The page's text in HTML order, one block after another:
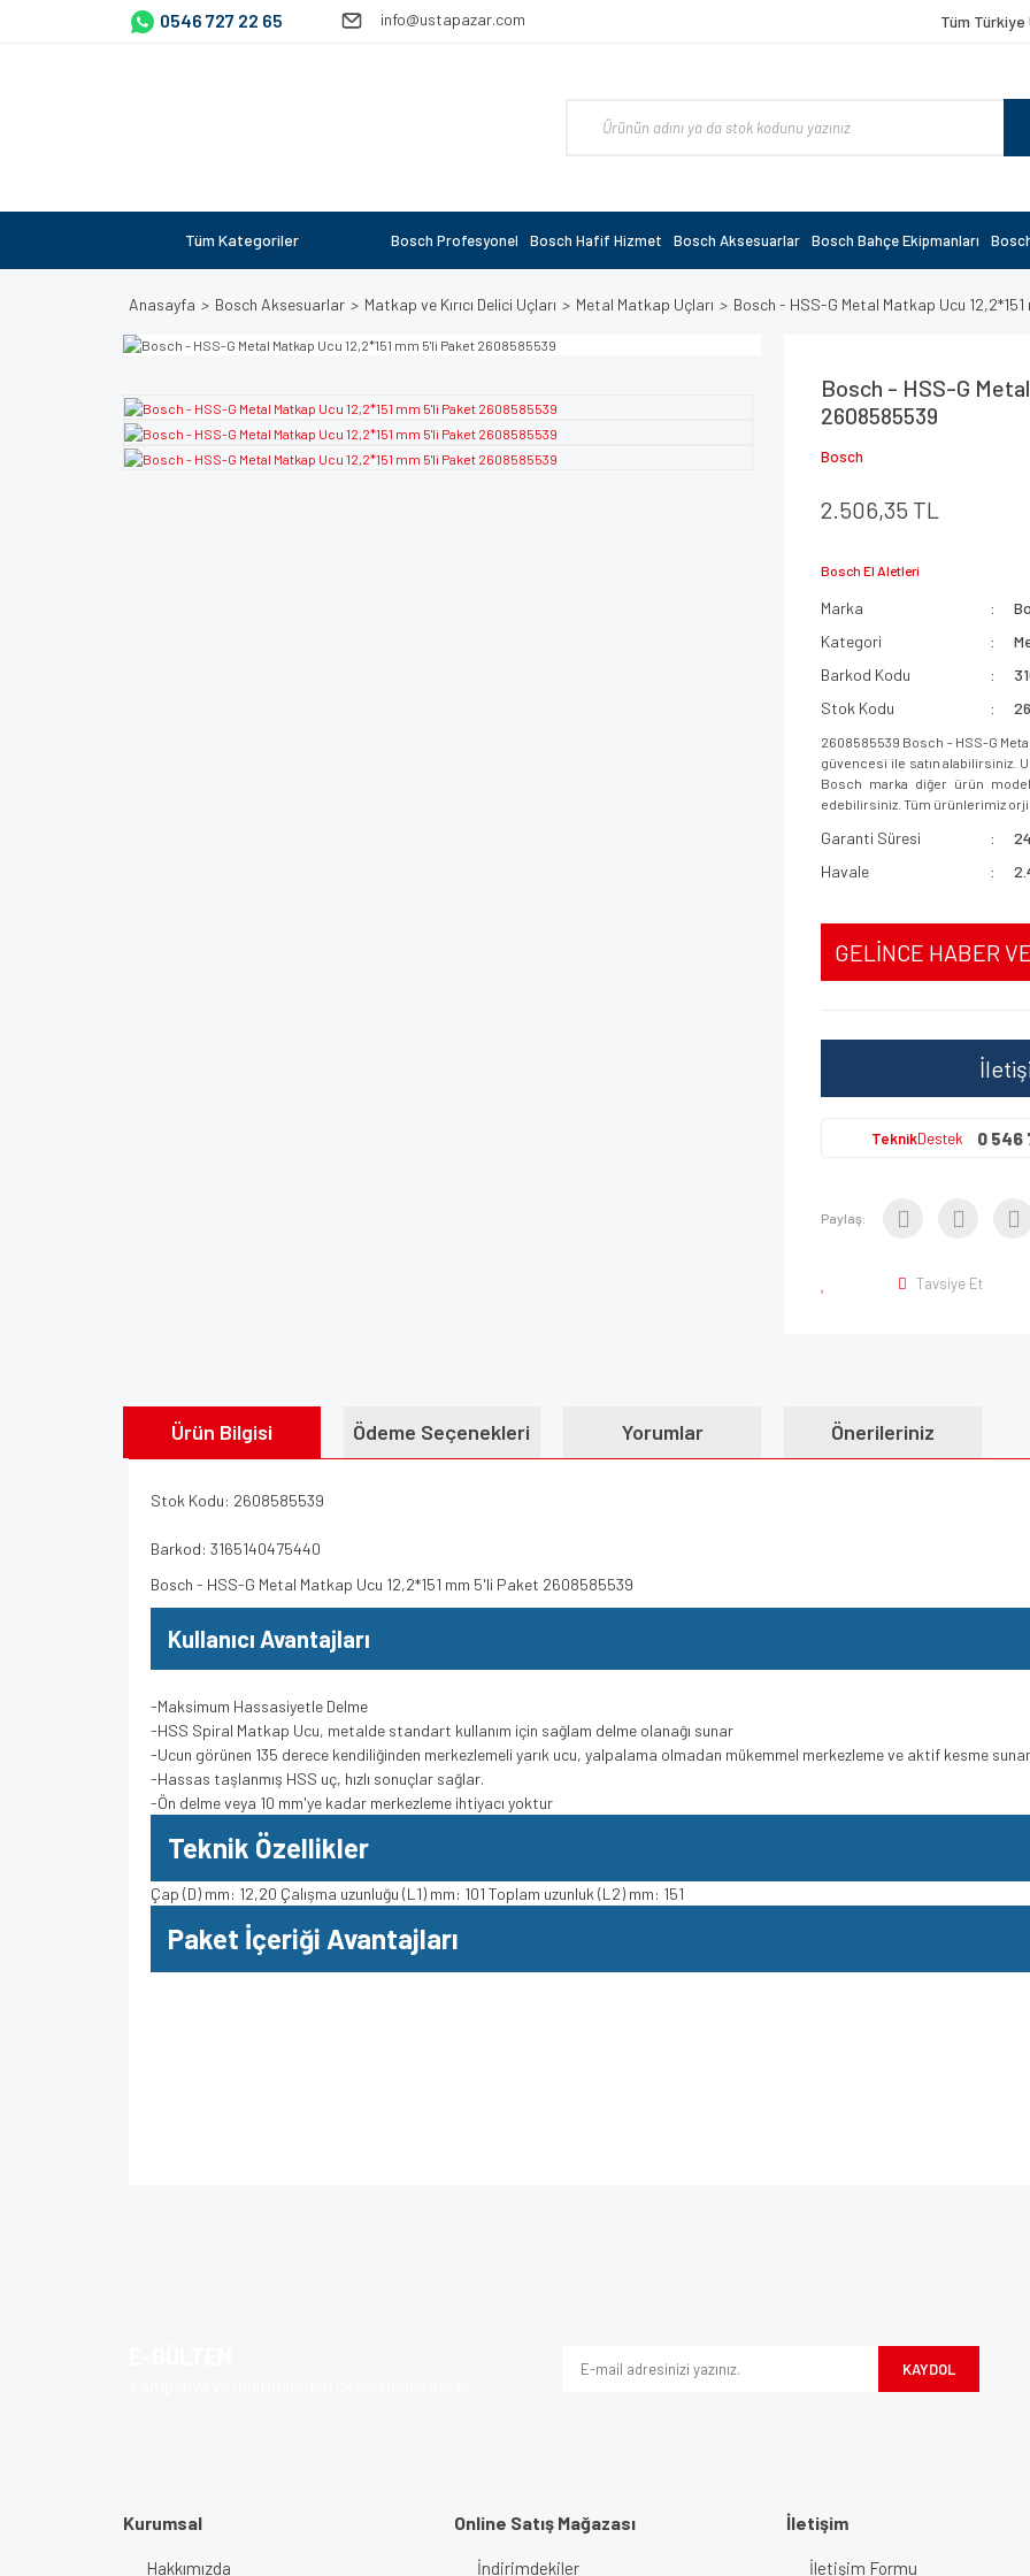
0546 727 22 65 info@ustapazar.com Tüm
Tüm Kategoriler Bosch Profesyonel Bosch Hafif Hizmet Bosch Aksesuarlar Bosch Bahçe Ekipmanları
Anasayfa Bosch Aksesuarlar Matkap ve Kırıcı Delici Uçları Metal Matkap Uçları Bosch - HSS-G Metal Matkap Ucu
Bosch - HSS-G
2608585539
Bosch
2.506,35 TL
Bosch El Aletleri
Marka
Kategori
Barkod Kodu
Stok Kodu
2608585539 Bosch - HSS-G
güvencesi ile satın alabilirsiniz.
Bosch marka diğer ürün
edebilirsiniz. Tüm ürünlerimiz
Garanti Süresi
Havale
GELİNCE HABER
TeknikDestek 0 546
Paylaş:
Tavsiye Et
Ürün Bilgisi Ödeme Seçenekleri Yorumlar Önerileriniz
Stok Kodu: 2608585539
Barkod: 3165140475440
Bosch - HSS-G Metal Matkap Ucu 12,2*151 mm 5'li Paket 2608585539
Kullanıcı Avantajları
-Maksimum Hassasiyetle Delme
-HSS Spiral Matkap Ucu, metalde standart kullanım için sağlam delme olanağı sunar
-Ucun görünen 135 derece kendiliğinden merkezlemeli yarık ucu, yalpalama olmadan mükemmel merkezleme ve aktif kesme sunar
-Hassas taşlanmış HSS uç, hızlı sonuçlar sağlar.
-Ön delme veya 10 mm'ye kadar merkezleme ihtiyacı yoktur
Teknik Özellikler
Çap (D) mm: 12,20 Çalışma uzunluğu (L1) mm: 101 Toplam uzunluk (L2) mm: 151
Paket İçeriği Avantajları
KAYDOL
Kurumsal
Hakkımızda
Online Satış Mağazası
İndirimdekiler
İletişim
İletişim Formu